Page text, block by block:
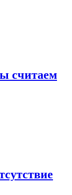
считаем